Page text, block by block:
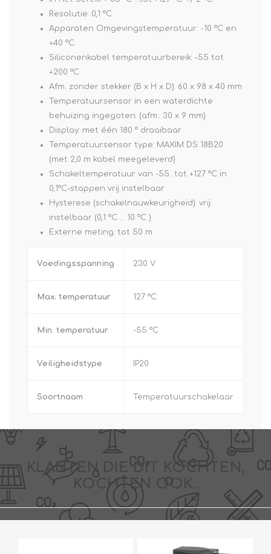
Resolutie: 0,1 °C
Apparaten Omgevingstemperatuur: -10 °C en
+40 °C.
Siliconenkabel temperatuurbereik: -55 tot
+200 °C
Afm. zonder stekker (B x H x D): 60 x 98 x 40 mm
Temperatuursensor in een waterdichte
behuizing ingegoten: (afm.: 30 x 9 mm)
Display: met één 180 ° draaibaar
Temperatuursensor type: MAXIM DS 18B20
(met 2,0 m kabel meegeleverd)
Schakeltemperatuur van -55…tot +127 °C in
0,1°C-stappen vrij instelbaar
Hysterese (schakelnauwkeurigheid): vrij
instelbaar (0,1 °C … 10 °C )
Externe meting: tot 50 m
Voedingsspanning 230 V
Max. temperatuur 127 °C
Min. temperatuur -55 °C
Veiligheidstype IP20
Soortnaam Temperatuurschakelaar
KLANTEN DIE DIT KOCHTEN,
KOCHTEN OOK..